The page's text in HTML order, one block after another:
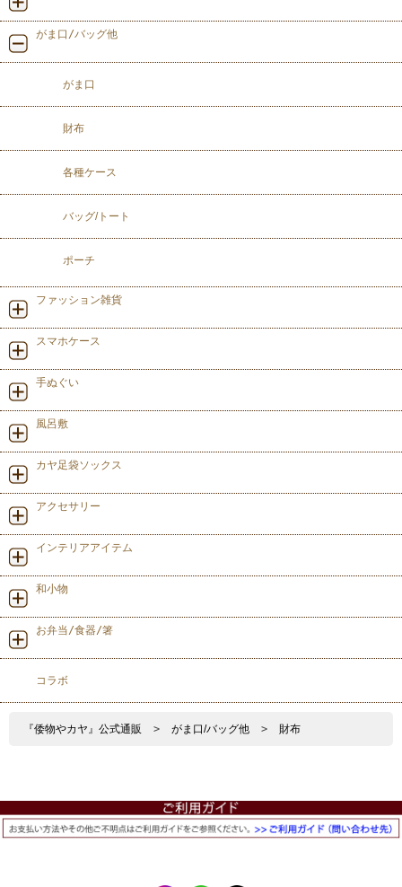
がま口/バッグ他
がま口
財布
各種ケース
バッグ/トート
ポーチ
ファッション雑貨
スマホケース
手ぬぐい
風呂敷
カヤ足袋ソックス
アクセサリー
インテリアアイテム
和小物
お弁当/食器/箸
コラボ
『倭物やカヤ』公式通販 > がま口/バッグ他 > 財布